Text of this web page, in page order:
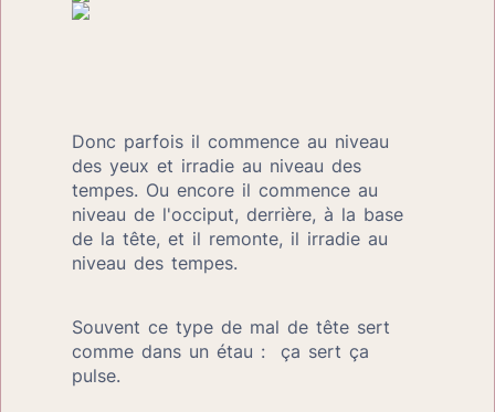
Donc parfois il commence au niveau
des yeux et irradie au niveau des
tempes. Ou encore il commence au
niveau de l'occiput, derrière, à la base
de la tête, et il remonte, il irradie au
niveau des tempes.
Souvent ce type de mal de tête sert
comme dans un étau :  ça sert ça
pulse.